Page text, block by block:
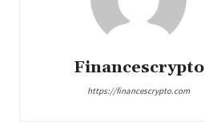
Financescrypto
https://financescrypto.com